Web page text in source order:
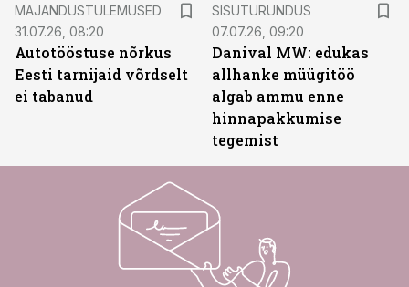
MAJANDUSTULEMUSED
31.07.26, 08:20
Autotööstuse nõrkus
Eesti tarnijaid võrdselt
ei tabanud
SISUTURUNDUS
07.07.26, 09:20
Danival MW: edukas
allhanke müügitöö
algab ammu enne
hinnapakkumise
tegemist